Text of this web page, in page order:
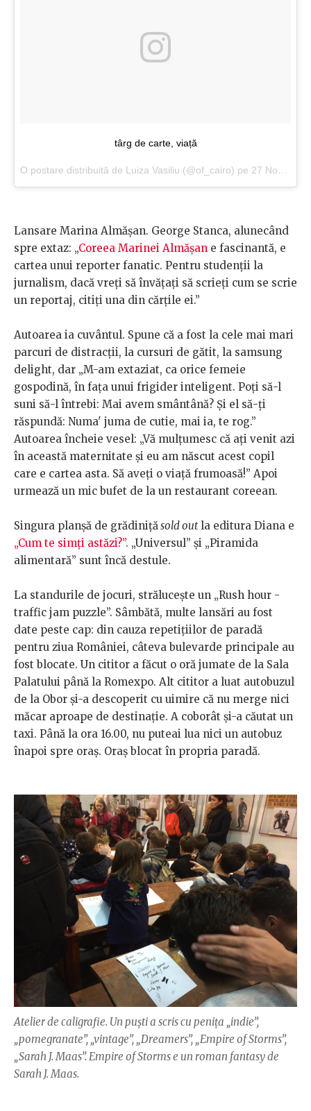
târg de carte, viață
O postare distribuită de Luiza Vasiliu (@of_cairo) pe 27 Nov 2017 la 06:32 PST
Lansare Marina Almășan. George Stanca, alunecând
spre extaz: „Coreea Marinei Almășan e fascinantă, e
cartea unui reporter fanatic. Pentru studenții la
jurnalism, dacă vreți să învățați să scrieți cum se scrie
un reportaj, citiți una din cărțile ei.”
Autoarea ia cuvântul. Spune că a fost la cele mai mari
parcuri de distracții, la cursuri de gătit, la samsung
delight, dar „M-am extaziat, ca orice femeie
gospodină, în fața unui frigider inteligent. Poți să-l
suni să-l întrebi: Mai avem smântână? Și el să-ți
răspundă: Numa' juma de cutie, mai ia, te rog.”
Autoarea încheie vesel: „Vă mulțumesc că ați venit azi
în această maternitate și eu am născut acest copil
care e cartea asta. Să aveți o viață frumoasă!” Apoi
urmează un mic bufet de la un restaurant coreean.
Singura planșă de grădiniță sold outla editura Diana e
„Cum te simți astăzi?”. „Universul” și „Piramida
alimentară” sunt încă destule.
La standurile de jocuri, strălucește un „Rush hour -
traffic jam puzzle”. Sâmbătă, multe lansări au fost
date peste cap: din cauza repetițiilor de paradă
pentru ziua României, câteva bulevarde principale au
fost blocate. Un cititor a făcut o oră jumate de la Sala
Palatului până la Romexpo. Alt cititor a luat autobuzul
de la Obor și-a descoperit cu uimire că nu merge nici
măcar aproape de destinație. A coborât și-a căutat un
taxi. Până la ora 16.00, nu puteai lua nici un autobuz
înapoi spre oraș. Oraș blocat în propria paradă.
Atelier de caligrafie. Un puști a scris cu penița „indie”,
„pomegranate”, „vintage”, „Dreamers”, „Empire of Storms”,
„Sarah J. Maas”. Empire of Storms e un roman fantasy de
Sarah J. Maas.